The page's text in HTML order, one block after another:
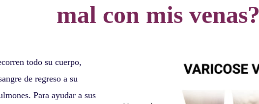
mal con mis venas?
todo su cuerpo,
de regreso a su
Para ayudar a sus